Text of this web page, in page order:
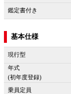
鑑定書付き
基本仕様
現行型
年式
(初年度登録)
乗員定員